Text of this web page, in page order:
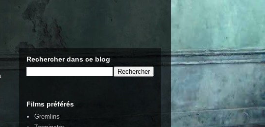
Rechercher dans ce blog
Films préférés
Gremlins